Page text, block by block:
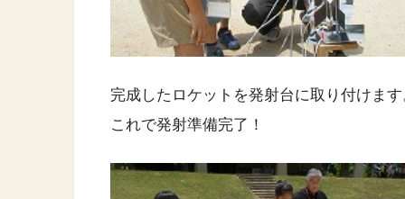
完成したロケットを発射台に取り付けま
これで発射準備完了！